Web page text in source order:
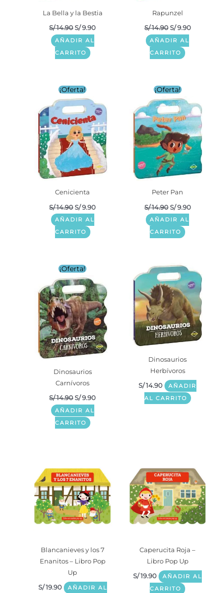
La Bella y la Bestia
S/14.90 S/9.90
AÑADIR AL
CARRITO
Rapunzel
S/14.90 S/9.90
AÑADIR AL
CARRITO
¡Oferta!
Cenicienta
S/14.90
El
precio
original
era:
S/ 14.90.
S/9.90
actual
es:
S/ 9.90.
AÑADIR AL
CARRITO
¡Oferta!
Peter Pan
S/14.90
El
precio
original
era:
S/ 14.90.
S/9.90
actual
es:
S/ 9.90.
AÑADIR AL
CARRITO
¡Oferta!
Dinosaurios
Carnívoros
S/14.90
El
precio
original
era:
S/ 14.90.
S/9.90
actual
es:
S/ 9.90.
AÑADIR AL
CARRITO
Dinosaurios
Herbívoros
S/14.90
AÑADIR
AL CARRITO
Blancanieves y los 7
Enanitos – Libro Pop
Up
S/19.90
AÑADIR AL
Caperucita Roja –
Libro Pop Up
S/19.90
AÑADIR AL
CARRITO